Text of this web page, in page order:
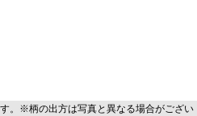
。※柄の出方は写真と異なる場合がござい